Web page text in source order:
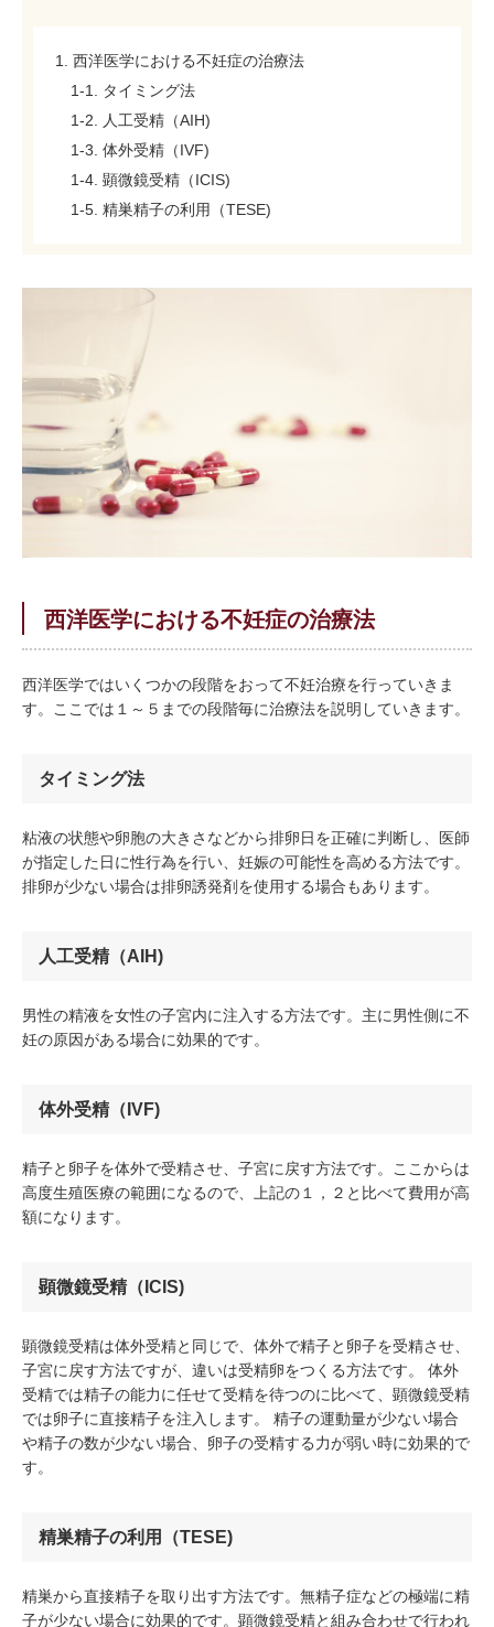
1. 西洋医学における不妊症の治療法
1-1. タイミング法
1-2. 人工受精（AIH)
1-3. 体外受精（IVF)
1-4. 顕微鏡受精（ICIS)
1-5. 精巣精子の利用（TESE)
西洋医学における不妊症の治療法
西洋医学ではいくつかの段階をおって不妊治療を行っていきま
す。ここでは１～５までの段階毎に治療法を説明していきます。
タイミング法
粘液の状態や卵胞の大きさなどから排卵日を正確に判断し、医師
が指定した日に性行為を行い、妊娠の可能性を高める方法です。
排卵が少ない場合は排卵誘発剤を使用する場合もあります。
人工受精（AIH)
男性の精液を女性の子宮内に注入する方法です。主に男性側に不
妊の原因がある場合に効果的です。
体外受精（IVF)
精子と卵子を体外で受精させ、子宮に戻す方法です。ここからは
高度生殖医療の範囲になるので、上記の１，２と比べて費用が高
額になります。
顕微鏡受精（ICIS)
顕微鏡受精は体外受精と同じで、体外で精子と卵子を受精させ、
子宮に戻す方法ですが、違いは受精卵をつくる方法です。 体外
受精では精子の能力に任せて受精を待つのに比べて、顕微鏡受精
では卵子に直接精子を注入します。 精子の運動量が少ない場合
や精子の数が少ない場合、卵子の受精する力が弱い時に効果的で
す。
精巣精子の利用（TESE)
精巣から直接精子を取り出す方法です。無精子症などの極端に精
子が少ない場合に効果的です。顕微鏡受精と組み合わせで行われ